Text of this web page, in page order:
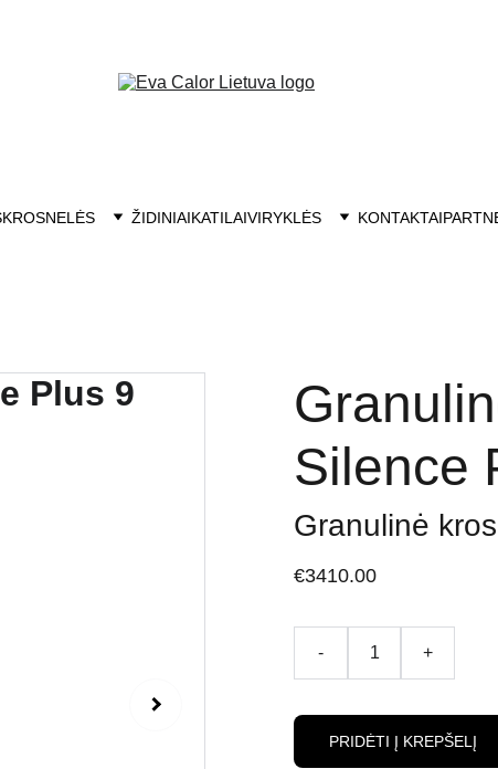
KROSNELĖS ŽIDINIAIKATILAIVIRYKLĖS KONTAKTAI
Silence
Granulinė
€3410.00
- +
PRIDĖTI Į KREPŠELĮ